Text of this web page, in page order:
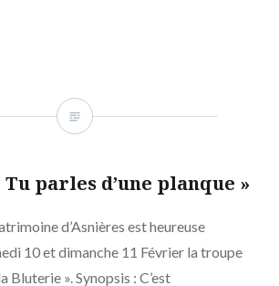
parles d’une planque »
d’Asnières est heureuse
10 et dimanche 11 Février la troupe
Bluterie ». Synopsis : C’est